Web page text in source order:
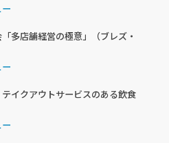
多店舗経営の極意」（ブレズ・
イクアウトサービスのある飲食